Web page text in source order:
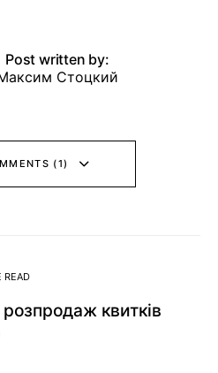
Post written by:
Стоцкий
(1)
READ
квитків